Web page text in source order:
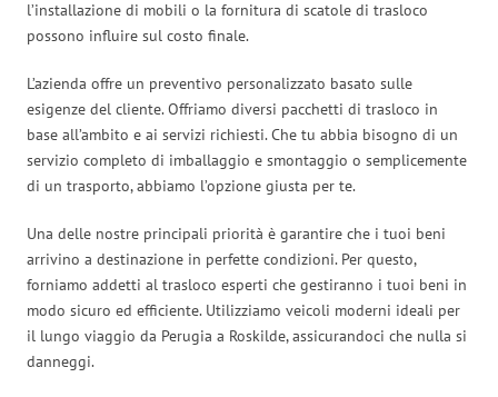
l’installazione di mobili o la fornitura di scatole di trasloco
possono influire sul costo finale.
L’azienda offre un preventivo personalizzato basato sulle
esigenze del cliente. Offriamo diversi pacchetti di trasloco in
base all’ambito e ai servizi richiesti. Che tu abbia bisogno di un
servizio completo di imballaggio e smontaggio o semplicemente
di un trasporto, abbiamo l’opzione giusta per te.
Una delle nostre principali priorità è garantire che i tuoi beni
arrivino a destinazione in perfette condizioni. Per questo,
forniamo addetti al trasloco esperti che gestiranno i tuoi beni in
modo sicuro ed efficiente. Utilizziamo veicoli moderni ideali per
il lungo viaggio da Perugia a Roskilde, assicurandoci che nulla si
danneggi.